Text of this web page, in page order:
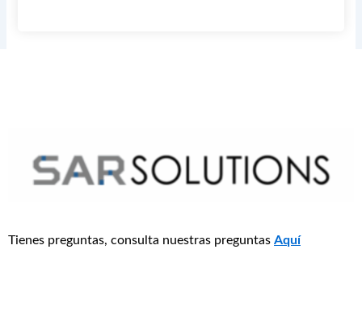
Tienes preguntas, consulta nuestras preguntas Aquí